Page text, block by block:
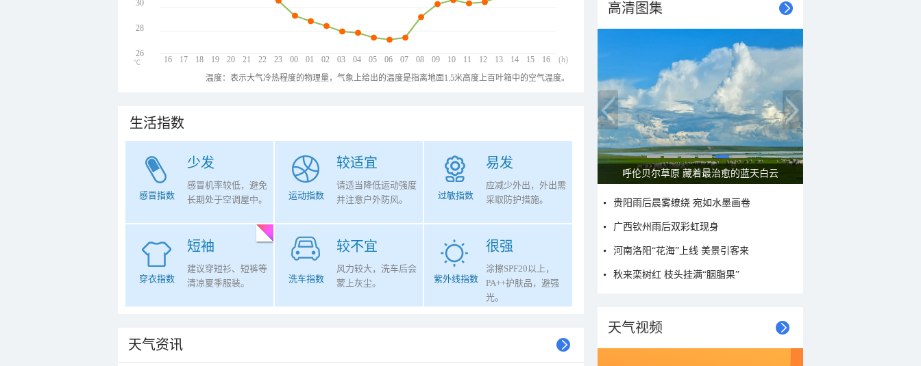
16 17 18 19 20 21 22 23 00 01 02 03 04 05 06 07 08 09 10 11 12 13 14 15 16
30
28
26
(h)
℃
温度：表示大气冷热程度的物理量，气象上给出的温度是指离地面1.5米高度上百叶箱中的空气温度。
生活指数
少发
感冒指数
感冒机率较低，避免
长期处于空调屋中。
较适宜
运动指数
请适当降低运动强度
并注意户外防风。
易发
过敏指数
应减少外出，外出需
采取防护措施。
短袖
穿衣指数
建议穿短衫、短裤等
清凉夏季服装。
较不宜
洗车指数
风力较大，洗车后会
蒙上灰尘。
很强
紫外线指数
涂擦SPF20以上，
PA++护肤品，避强
光。
天气资讯
高清图集
一组图感受水中消暑快乐瞬间
贵阳雨后晨雾缭绕 宛如水墨画卷
广西钦州雨后双彩虹现身
河南洛阳“花海”上线 美景引客来
秋来栾树红 枝头挂满“胭脂果”
天气视频